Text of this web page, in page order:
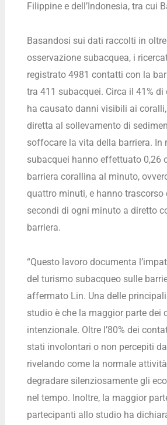
Filippine e dell’Indonesia, tra cui
Basandosi sui dati raccolti in
osservazione subacquea, i
registrato 4981 contatti con la
tra 411 subacquei. Circa il 41%
ha causato danni visibili ai
diretta al sollevamento di
soffocare la vita della barriera. In
subacquei hanno effettuato 0,26
barriera corallina al minuto,
quattro minuti, e hanno trascorso
secondi di ogni minuto a diretto
barriera.
“Questo lavoro documenta
del turismo subacqueo sulle
affermato Lin. Una delle
studio è che la maggior parte dei
intenzionale. Oltre l’80% dei
stati involontari o non percepiti
rivelando come la normale
degradare silenziosamente gli
nel tempo. Inoltre, la maggior
partecipanti allo studio ha